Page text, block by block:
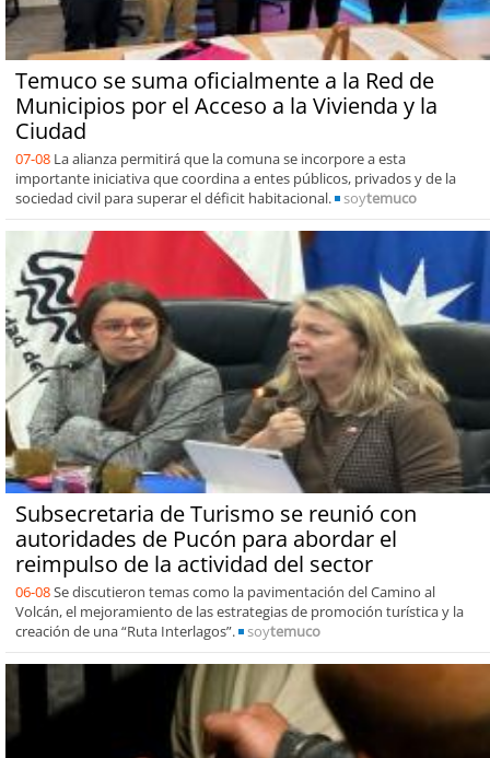
Temuco se suma oficialmente a la Red de
Municipios por el Acceso a la Vivienda y la
Ciudad
07-08 La alianza permitirá que la comuna se incorpore a esta
importante iniciativa que coordina a entes públicos, privados y de la
sociedad civil para superar el déficit habitacional.
soytemuco
Subsecretaria de Turismo se reunió con
autoridades de Pucón para abordar el
reimpulso de la actividad del sector
06-08Se discutieron temas como la pavimentación del Camino al
Volcán, el mejoramiento de las estrategias de promoción turística y la
creación de una “Ruta Interlagos”.
soytemuco